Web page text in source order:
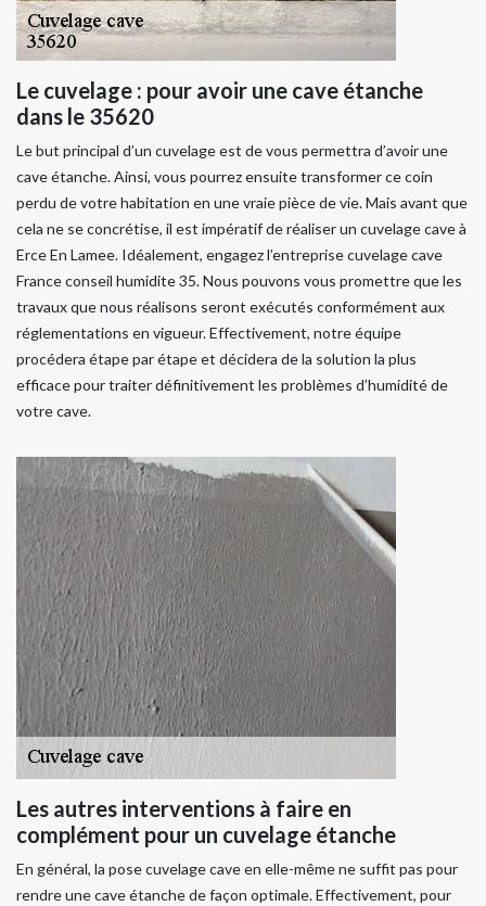
Le cuvelage : pour avoir une cave étanche
dans le 35620
Le but principal d’un cuvelage est de vous permettra d’avoir une
cave étanche. Ainsi, vous pourrez ensuite transformer ce coin
perdu de votre habitation en une vraie pièce de vie. Mais avant que
cela ne se concrétise, il est impératif de réaliser un cuvelage cave à
Erce En Lamee. Idéalement, engagez l’entreprise cuvelage cave
France conseil humidite 35. Nous pouvons vous promettre que les
travaux que nous réalisons seront exécutés conformément aux
réglementations en vigueur. Effectivement, notre équipe
procédera étape par étape et décidera de la solution la plus
efficace pour traiter définitivement les problèmes d’humidité de
votre cave.
Les autres interventions à faire en
complément pour un cuvelage étanche
En général, la pose cuvelage cave en elle-même ne suffit pas pour
rendre une cave étanche de façon optimale. Effectivement, pour